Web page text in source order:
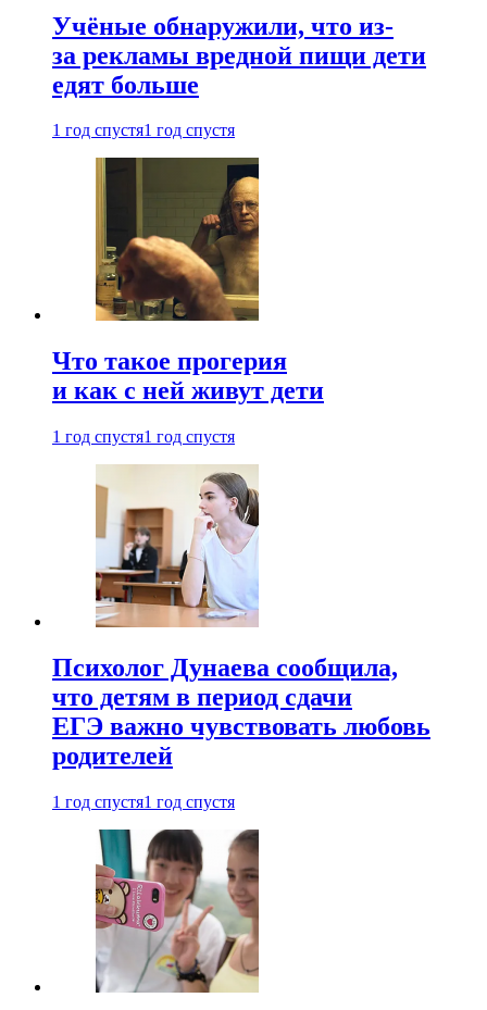
Учёные обнаружили, что из-
за рекламы вредной пищи дети
едят больше
1 год спустя1 год спустя
Что такое прогерия
и как с ней живут дети
1 год спустя1 год спустя
Психолог Дунаева сообщила,
что детям в период сдачи
ЕГЭ важно чувствовать любовь
родителей
1 год спустя1 год спустя